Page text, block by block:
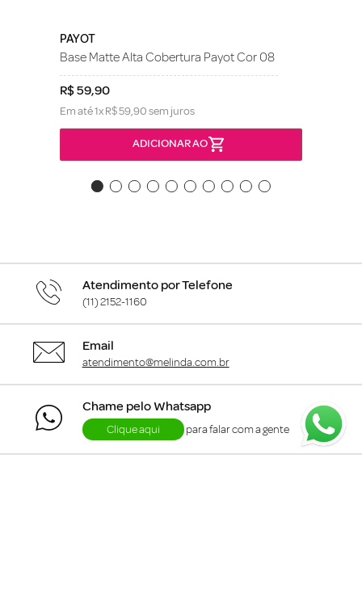
PAYOT
Base Matte Alta Cobertura Payot Cor 08
R$59,90
Em até1xR$59,90sem juros
ADICIONAR AO
Atendimento por Telefone
(11) 2152-1160
Email
atendimento@melinda.com.br
Chame pelo Whatsapp
Clique aqui para falar com a gente